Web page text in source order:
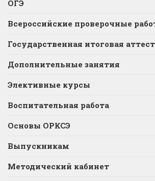
ОГЭ
Всероссийские проверочные
Государственная итоговая
Дополнительные занятия
Элективные курсы
Воспитательная работа
Основы ОРКСЭ
Выпускникам
Методический кабинет